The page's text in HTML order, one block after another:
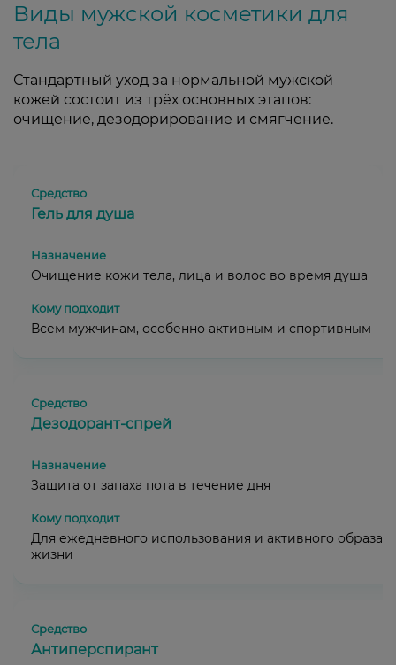
Виды мужской косметики для
тела
Стандартный уход за нормальной мужской
кожей состоит из трёх основных этапов:
очищение, дезодорирование и смягчение.
Гель для душа
Очищение кожи тела, лица и волос во время душа
Всем мужчинам, особенно активным и спортивным
Дезодорант-спрей
Защита от запаха пота в течение дня
Для ежедневного использования и активного образа
жизни
Антиперспирант